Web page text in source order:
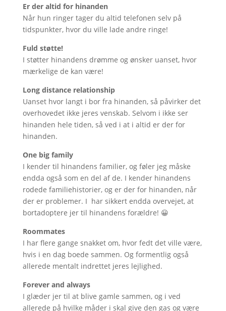
Er der altid for hinanden
Når hun ringer tager du altid telefonen selv på
tidspunkter, hvor du ville lade andre ringe!
Fuld støtte!
I støtter hinandens drømme og ønsker uanset, hvor
mærkelige de kan være!
Long distance relationship
Uanset hvor langt i bor fra hinanden, så påvirker det
overhovedet ikke jeres venskab. Selvom i ikke ser
hinanden hele tiden, så ved i at i altid er der for
hinanden.
One big family
I kender til hinandens familier, og føler jeg måske
endda også som en del af de. I kender hinandens
rodede familiehistorier, og er der for hinanden, når
der er problemer. I har sikkert endda overvejet, at
bortadoptere jer til hinandens forældre! 😀
Roommates
I har flere gange snakket om, hvor fedt det ville være,
hvis i en dag boede sammen. Og formentlig også
allerede mentalt indrettet jeres lejlighed.
Forever and always
I glæder jer til at blive gamle sammen, og i ved
allerede på hvilke måder i skal give den gas og være